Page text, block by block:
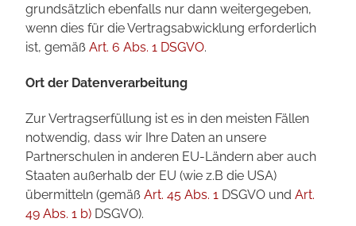
grundsätzlich ebenfalls nur dann weitergegeben,
wenn dies für die Vertragsabwicklung erforderlich
ist, gemäß Art. 6 Abs. 1 DSGVO.
Ort der Datenverarbeitung
Zur Vertragserfüllung ist es in den meisten Fällen
notwendig, dass wir Ihre Daten an unsere
Partnerschulen in anderen EU-Ländern aber auch
Staaten außerhalb der EU (wie z.B die USA)
übermitteln (gemäß Art. 45 Abs. 1 DSGVO und Art.
49 Abs. 1 b) DSGVO).